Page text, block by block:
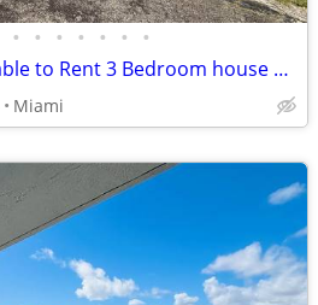
• • • • • • •
$950 1 Bedroom available to Rent 3 Bedroom house Utilities Included
Miami